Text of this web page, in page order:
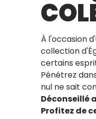
À l'occasion
collection
certains
Pénétrez
nul ne sait
Déconseillé
Profitez de